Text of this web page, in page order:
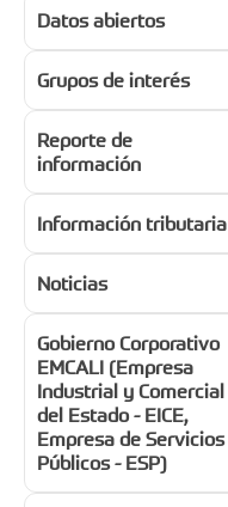
Datos abiertos
Grupos de interés
Reporte de
información
Información tributaria
Noticias
Gobierno Corporativo
EMCALI (Empresa
Industrial y Comercial
del Estado - EICE,
Empresa de Servicios
Públicos - ESP)